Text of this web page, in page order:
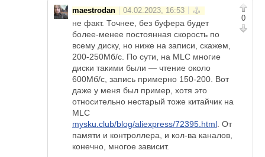
0
maestrodan
не факт. Точнее, без буфера будет
более-менее постоянная скорость по
всему диску, но ниже на записи, скажем,
200-250Мб/с. По сути, на MLC многие
диски такими были — чтение около
600Мб/с, запись примерно 150-200. Вот
даже у меня был пример, хотя это
относительно нестарый тоже китайчик на
MLC
mysku.club/blog/aliexpress/72395.html. От
памяти и контроллера, и кол-ва каналов,
конечно, многое зависит.